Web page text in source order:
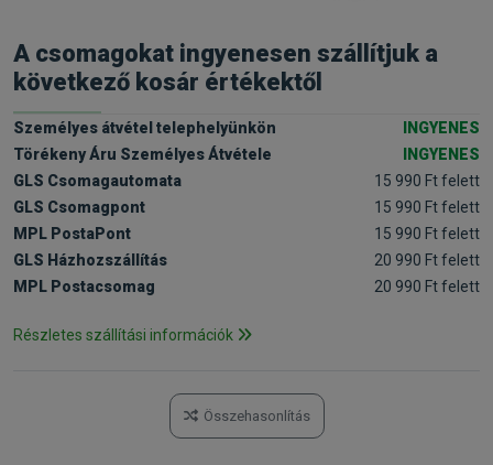
A csomagokat ingyenesen szállítjuk a
következő kosár értékektől
Személyes átvétel telephelyünkön
INGYENES
Törékeny Áru Személyes Átvétele
INGYENES
GLS Csomagautomata
15 990 Ft felett
GLS Csomagpont
15 990 Ft felett
MPL PostaPont
15 990 Ft felett
GLS Házhozszállítás
20 990 Ft felett
MPL Postacsomag
20 990 Ft felett
Részletes szállítási információk
Összehasonlítás